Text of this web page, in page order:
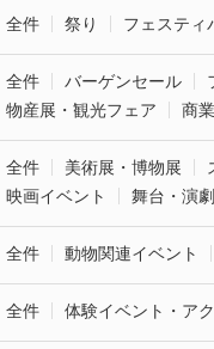
全件 祭り フェスティ
全件 バーゲンセール
物産展・観光フェア
商
全件 美術展・博物展
映画イベント
舞台・演劇
全件 動物関連イベント
全件 体験イベント・ア